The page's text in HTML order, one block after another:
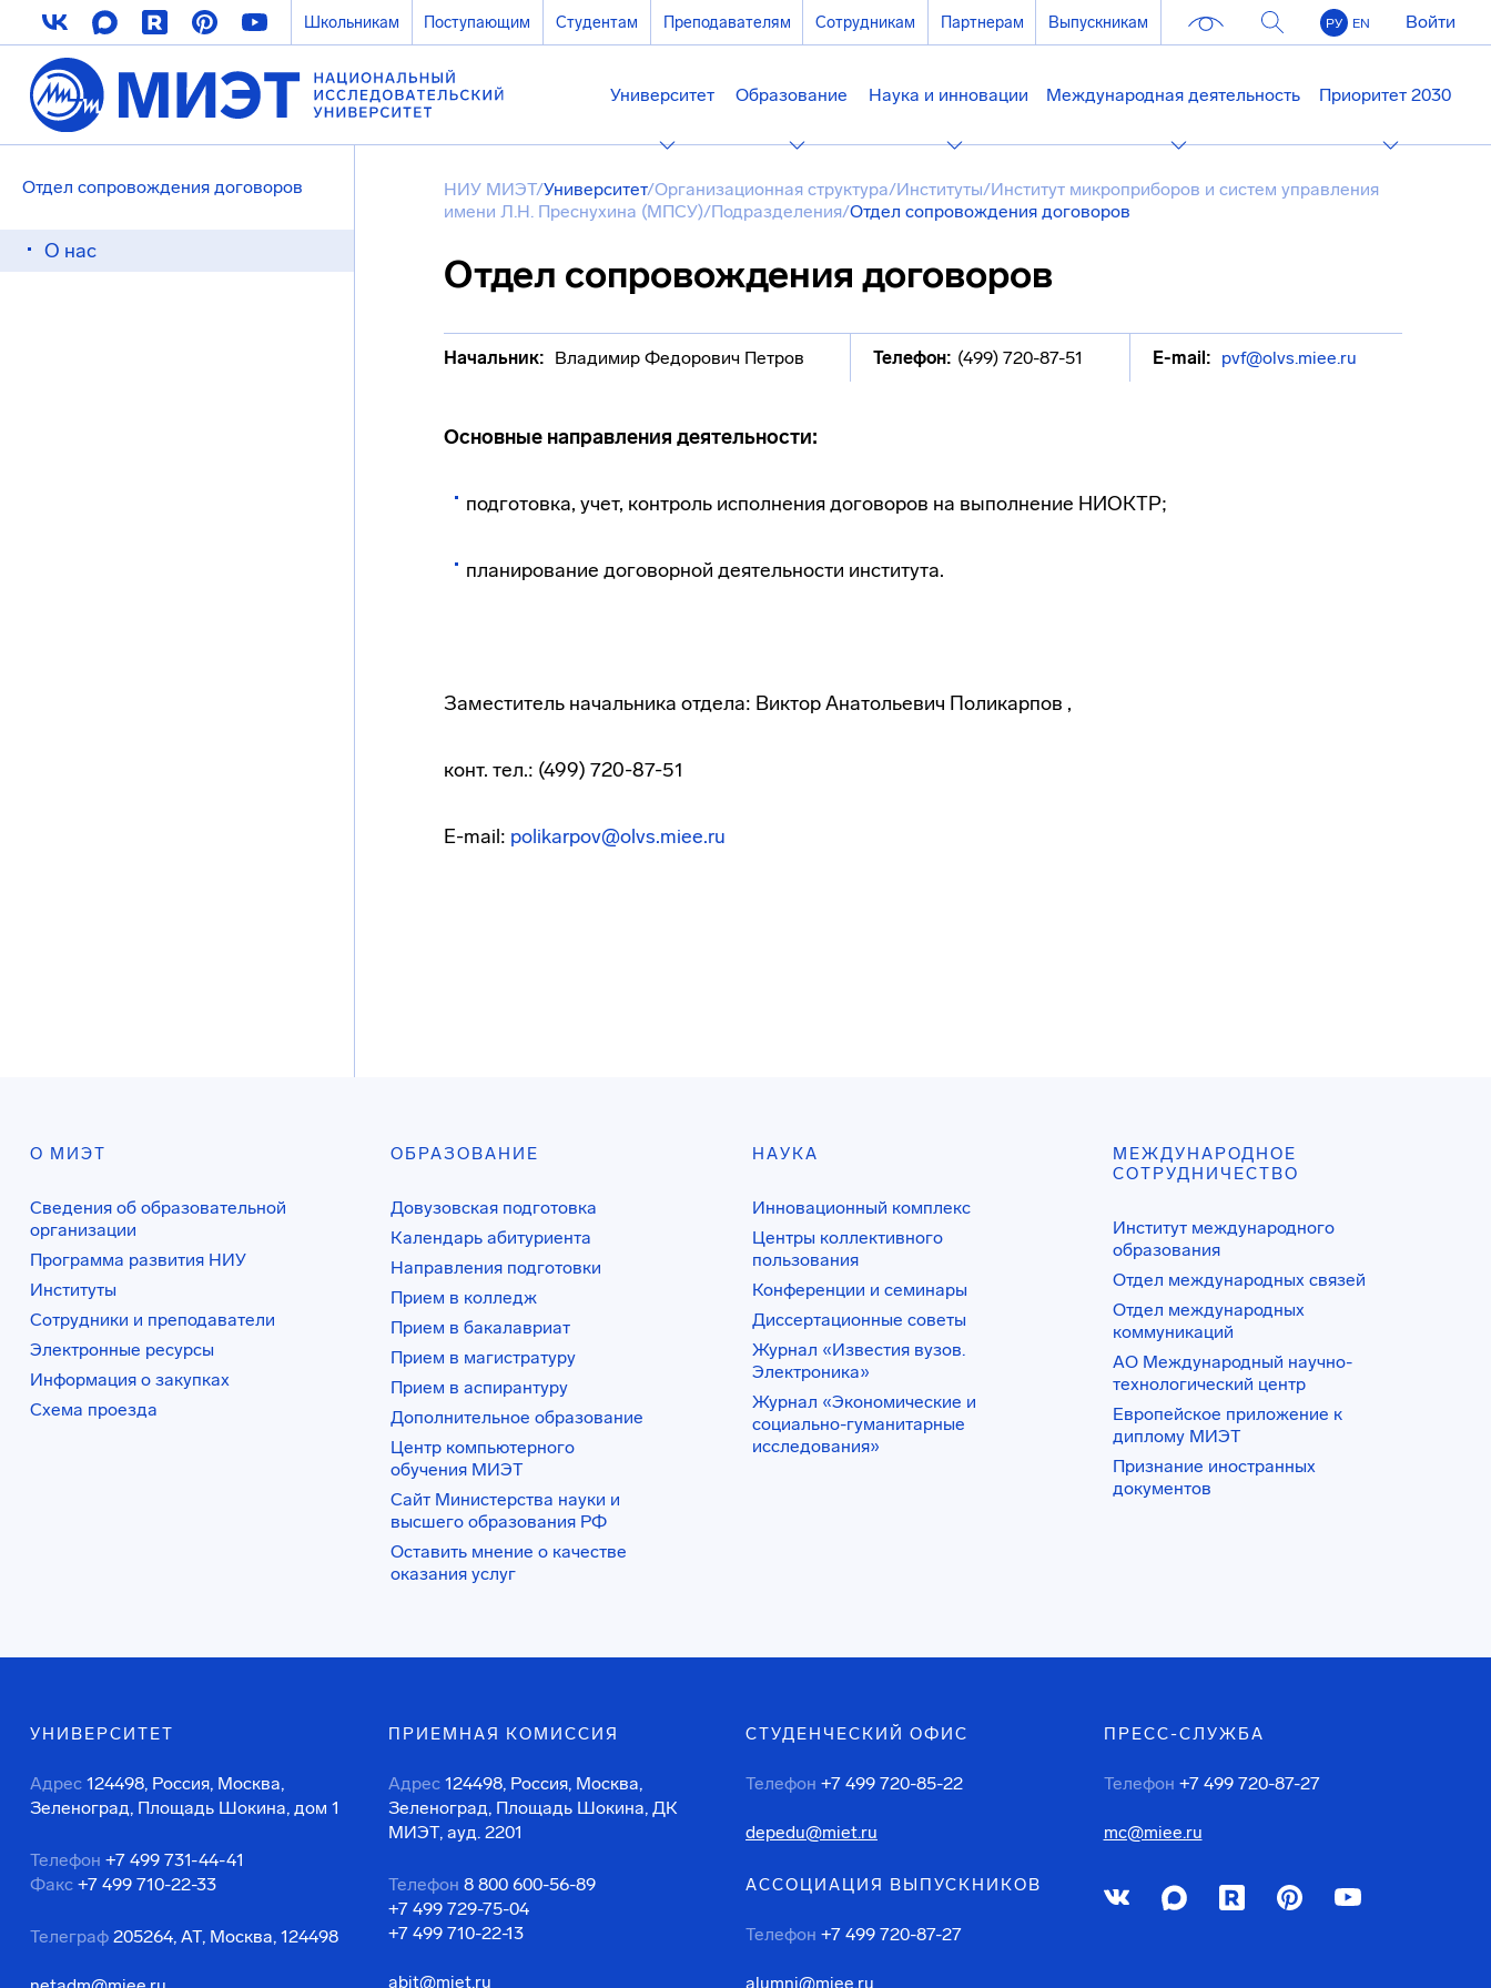
Школьникам Поступающим Студентам Преподавателям Сотрудникам Партнерам Выпускникам РУ EN Войти
Университет Образование Наука и инновации Международная деятельность Приоритет 2030
Отдел сопровождения договоров
О нас
НИУ МИЭТ/Университет/Организационная структура/Институты/Институт микроприборов и систем управления
имени Л.Н. Преснухина (МПСУ)/Подразделения/Отдел сопровождения договоров
Отдел сопровождения договоров
Начальник: Владимир Федорович Петров Телефон: (499) 720-87-51 E-mail: pvf@olvs.miee.ru
Основные направления деятельности:
подготовка, учет, контроль исполнения договоров на выполнение НИОКТР;
планирование договорной деятельности института.
Заместитель начальника отдела: Виктор Анатольевич Поликарпов ,
конт. тел.: (499) 720-87-51
E-mail: polikarpov@olvs.miee.ru
О МИЭТ
Сведения об образовательной
организации
Программа развития НИУ
Институты
Сотрудники и преподаватели
Электронные ресурсы
Информация о закупках
Схема проезда
ОБРАЗОВАНИЕ
Довузовская подготовка
Календарь абитуриента
Направления подготовки
Прием в колледж
Прием в бакалавриат
Прием в магистратуру
Прием в аспирантуру
Дополнительное образование
Центр компьютерного
обучения МИЭТ
Сайт Министерства науки и
высшего образования РФ
Оставить мнение о качестве
оказания услуг
НАУКА
Инновационный комплекс
Центры коллективного
пользования
Конференции и семинары
Диссертационные советы
Журнал «Известия вузов.
Электроника»
Журнал «Экономические и
социально-гуманитарные
исследования»
МЕЖДУНАРОДНОЕ
СОТРУДНИЧЕСТВО
Институт международного
образования
Отдел международных связей
Отдел международных
коммуникаций
АО Международный научно-
технологический центр
Европейское приложение к
диплому МИЭТ
Признание иностранных
документов
УНИВЕРСИТЕТ
Адрес 124498, Россия, Москва,
Зеленоград, Площадь Шокина, дом 1
Телефон +7 499 731-44-41
Факс +7 499 710-22-33
Телеграф 205264, АТ, Москва, 124498
ПРИЕМНАЯ КОМИССИЯ
Адрес 124498, Россия, Москва,
Зеленоград, Площадь Шокина, ДК
МИЭТ, ауд. 2201
Телефон 8 800 600-56-89
+7 499 729-75-04
+7 499 710-22-13
abit@miet.ru
СТУДЕНЧЕСКИЙ ОФИС
Телефон +7 499 720-85-22
depedu@miet.ru
АССОЦИАЦИЯ ВЫПУСКНИКОВ
Телефон +7 499 720-87-27
alumni@miee.ru
ПРЕСС-СЛУЖБА
Телефон +7 499 720-87-27
mc@miee.ru